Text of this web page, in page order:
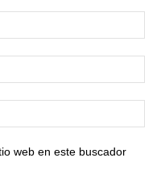
web en este buscador